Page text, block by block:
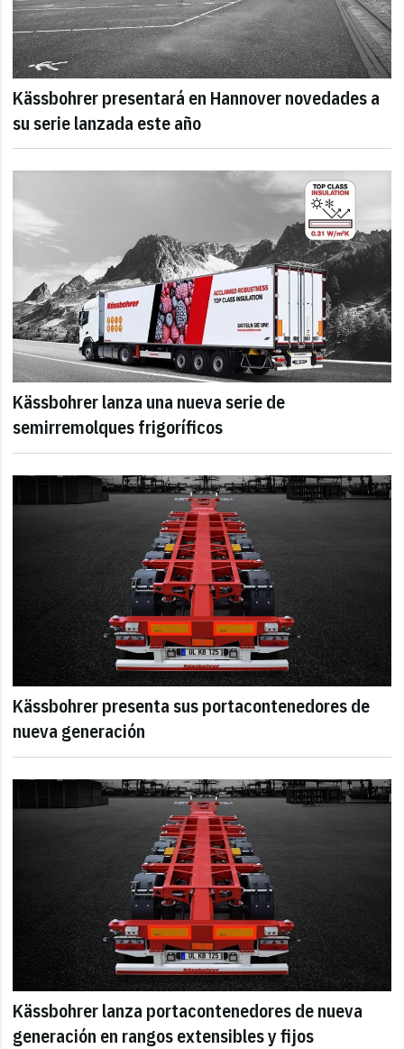
Kässbohrer presentará en Hannover novedades a
su serie lanzada este año
Kässbohrer lanza una nueva serie de
semirremolques frigoríficos
Kässbohrer presenta sus portacontenedores de
nueva generación
Kässbohrer lanza portacontenedores de nueva
generación en rangos extensibles y fijos